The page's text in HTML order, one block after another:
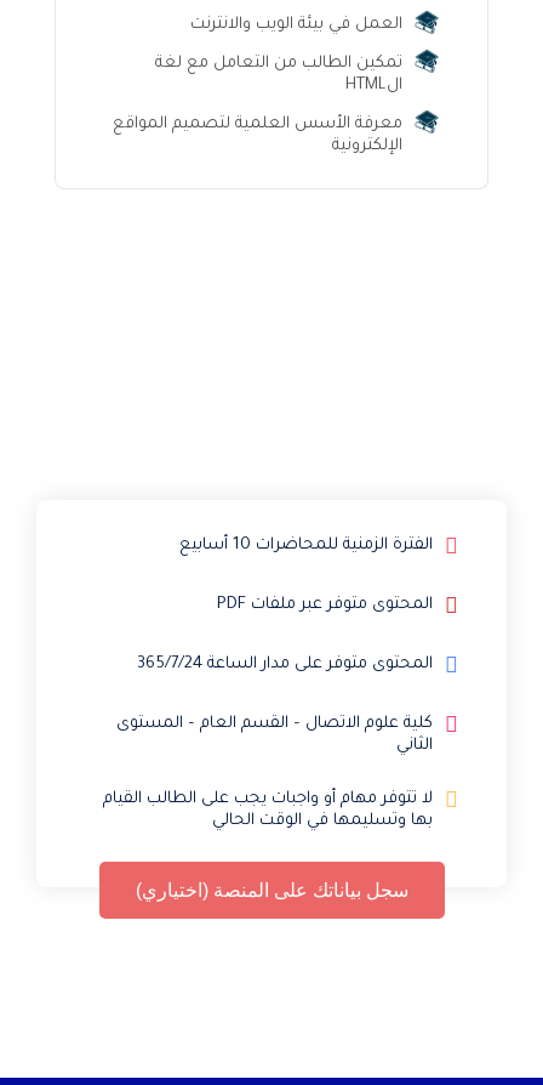
العمل في بيئة الويب والانترنت
تمكين الطالب من التعامل مع لغة
الHTML
معرفة الأسس العلمية لتصميم المواقع
الإلكترونية
الفترة الزمنية للمحاضرات 10 أسابيع
المحتوى متوفر عبر ملفات PDF
المحتوى متوفر على مدار الساعة 365/7/24
كلية علوم الاتصال – القسم العام – المستوى
الثاني
لا تتوفر مهام أو واجبات يجب على الطالب القيام
بها وتسليمها في الوقت الحالي
سجل بياناتك على المنصة (اختياري)